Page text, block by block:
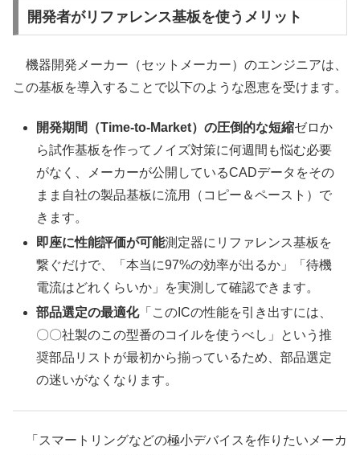
開発者がリファレンス基板を使うメリット
機器開発メーカー（セットメーカー）のエンジニアは、
この基板を導入することで以下のような恩恵を受けます。
開発期間（Time-to-Market）の圧倒的な短縮ゼロか
ら試作基板を作ってノイズ対策に何週間も悩む必要
がなく、メーカーが公開しているCADデータをその
まま自社の製品基板に流用（コピー＆ペースト）で
きます。
即座に性能評価が可能測定器にリファレンス基板を
繋ぐだけで、「本当に97%の効率が出るか」「待機
電流はどれくらいか」を実測して確認できます。
部品選定の最適化「このICの性能を引き出すには、
〇〇社製のこの型番のコイルを使うべし」という推
奨部品リストが最初から揃っているため、部品選定
の迷いがなくなります。
「スマートリングなどの極小デバイスを作りたいメーカ